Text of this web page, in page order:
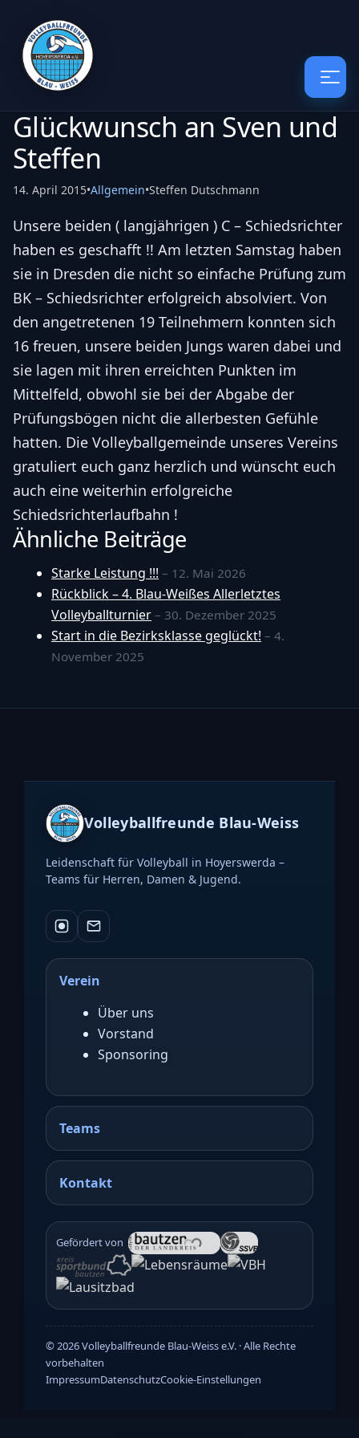
Glückwunsch an Sven und
Steffen
14. April 2015•Allgemein•Steffen Dutschmann
Unsere beiden ( langjährigen ) C – Schiedsrichter
haben es geschafft !! Am letzten Samstag haben
sie in Dresden die nicht so einfache Prüfung zum
BK – Schiedsrichter erfolgreich absolviert. Von
den angetretenen 19 Teilnehmern konnten sich
16 freuen, unsere beiden Jungs waren dabei und
sie lagen mit ihren erreichten Punkten im
Mittelfeld, obwohl sie bei der Abgabe der
Prüfungsbögen nicht die allerbesten Gefühle
hatten. Die Volleyballgemeinde unseres Vereins
gratuliert euch ganz herzlich und wünscht euch
auch eine weiterhin erfolgreiche
Schiedsrichterlaufbahn !
Ähnliche Beiträge
Starke Leistung !!! – 12. Mai 2026
Rückblick – 4. Blau-Weißes Allerletztes
Volleyballturnier – 30. Dezember 2025
Start in die Bezirksklasse geglückt! – 4.
November 2025
Volleyballfreunde Blau-Weiss
Leidenschaft für Volleyball in Hoyerswerda –
Teams für Herren, Damen & Jugend.
Verein
Über uns
Vorstand
Sponsoring
Teams
Kontakt
Gefördert von
© 2026Volleyballfreunde Blau-Weiss e.V. · Alle Rechte
vorbehalten
ImpressumDatenschutzCookie-Einstellungen